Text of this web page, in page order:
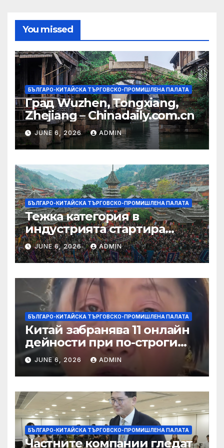
You missed
БЪЛГАРО-КИТАЙСКА ТЪРГОВСКО-ПРОМИШЛЕНА ПАЛАТА
Град Wuzhen, Tongxiang,
Zhejiang – Chinadaily.com.cn
JUNE 6, 2026 ADMIN
БЪЛГАРО-КИТАЙСКА ТЪРГОВСКО-ПРОМИШЛЕНА ПАЛАТА
Тежка категория в
индустрията стартира
алианс за космическа
слънчева енергия
JUNE 6, 2026 ADMIN
БЪЛГАРО-КИТАЙСКА ТЪРГОВСКО-ПРОМИШЛЕНА ПАЛАТА
Китай забранява 11 онлайн
дейности при по-строги
правила за ограничаване на
слуховете и
кибернасилниците
JUNE 6, 2026 ADMIN
БЪЛГАРО-КИТАЙСКА ТЪРГОВСКО-ПРОМИШЛЕНА ПАЛАТА
Частните компании гледат